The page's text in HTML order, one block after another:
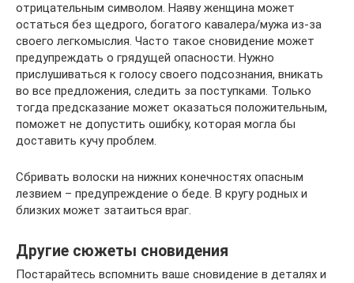
отрицательным символом. Наяву женщина может
остаться без щедрого, богатого кавалера/мужа из-за
своего легкомыслия. Часто такое сновидение может
предупреждать о грядущей опасности. Нужно
прислушиваться к голосу своего подсознания, вникать
во все предложения, следить за поступками. Только
тогда предсказание может оказаться положительным,
поможет не допустить ошибку, которая могла бы
доставить кучу проблем.
Сбривать волоски на нижних конечностях опасным
лезвием – предупреждение о беде. В кругу родных и
близких может затаиться враг.
Другие сюжеты сновидения
Постарайтесь вспомнить ваше сновидение в деталях и